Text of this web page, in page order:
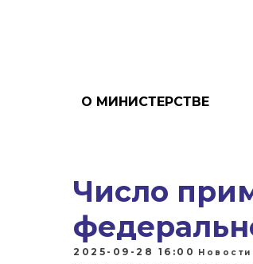
О МИНИСТЕРСТВЕ
Число
2025-09-28 16:00